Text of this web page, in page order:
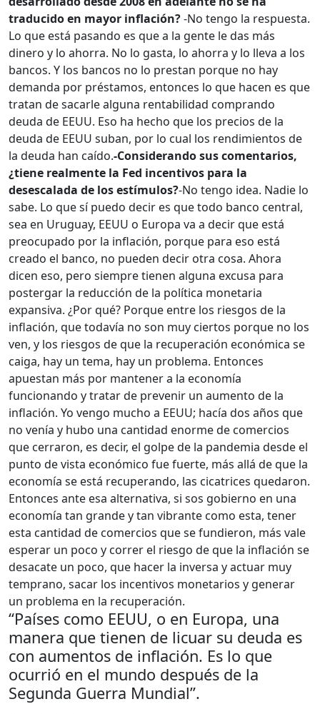
traducido en mayor inflación?-No tengo la respuesta.
Lo que está pasando es que a la gente le das más
dinero y lo ahorra. No lo gasta, lo ahorra y lo lleva a los
bancos. Y los bancos no lo prestan porque no hay
demanda por préstamos, entonces lo que hacen es que
tratan de sacarle alguna rentabilidad comprando
deuda de EEUU. Eso ha hecho que los precios de la
deuda de EEUU suban, por lo cual los rendimientos de
la deuda han caído.-Considerando sus comentarios,
¿tiene realmente la Fed incentivos para la
desescalada de los estímulos?-No tengo idea. Nadie lo
sabe. Lo que sí puedo decir es que todo banco central,
sea en Uruguay, EEUU o Europa va a decir que está
preocupado por la inflación, porque para eso está
creado el banco, no pueden decir otra cosa. Ahora
dicen eso, pero siempre tienen alguna excusa para
postergar la reducción de la política monetaria
expansiva. ¿Por qué? Porque entre los riesgos de la
inflación, que todavía no son muy ciertos porque no los
ven, y los riesgos de que la recuperación económica se
caiga, hay un tema, hay un problema. Entonces
apuestan más por mantener a la economía
funcionando y tratar de prevenir un aumento de la
inflación. Yo vengo mucho a EEUU; hacía dos años que
no venía y hubo una cantidad enorme de comercios
que cerraron, es decir, el golpe de la pandemia desde el
punto de vista económico fue fuerte, más allá de que la
economía se está recuperando, las cicatrices quedaron.
Entonces ante esa alternativa, si sos gobierno en una
economía tan grande y tan vibrante como esta, tener
esta cantidad de comercios que se fundieron, más vale
esperar un poco y correr el riesgo de que la inflación se
desacate un poco, que hacer la inversa y actuar muy
temprano, sacar los incentivos monetarios y generar
un problema en la recuperación.
“Países como EEUU, o en Europa, una
manera que tienen de licuar su deuda es
con aumentos de inflación. Es lo que
ocurrió en el mundo después de la
Segunda Guerra Mundial”.